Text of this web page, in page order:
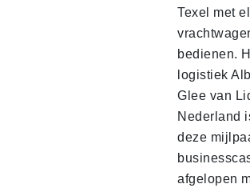
Texel met
bedienen.
logistiek
Glee van
Nederland
deze
afgelopen